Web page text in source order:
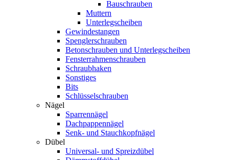
Bauschrauben
Muttern
Unterlegscheiben
Gewindestangen
Spenglerschrauben
Betonschrauben und Unterlegscheiben
Fensterrahmenschrauben
Schraubhaken
Sonstiges
Bits
Schlüsselschrauben
Nägel
Sparrennägel
Dachpappennägel
Senk- und Stauchkopfnägel
Dübel
Universal- und Spreizdübel